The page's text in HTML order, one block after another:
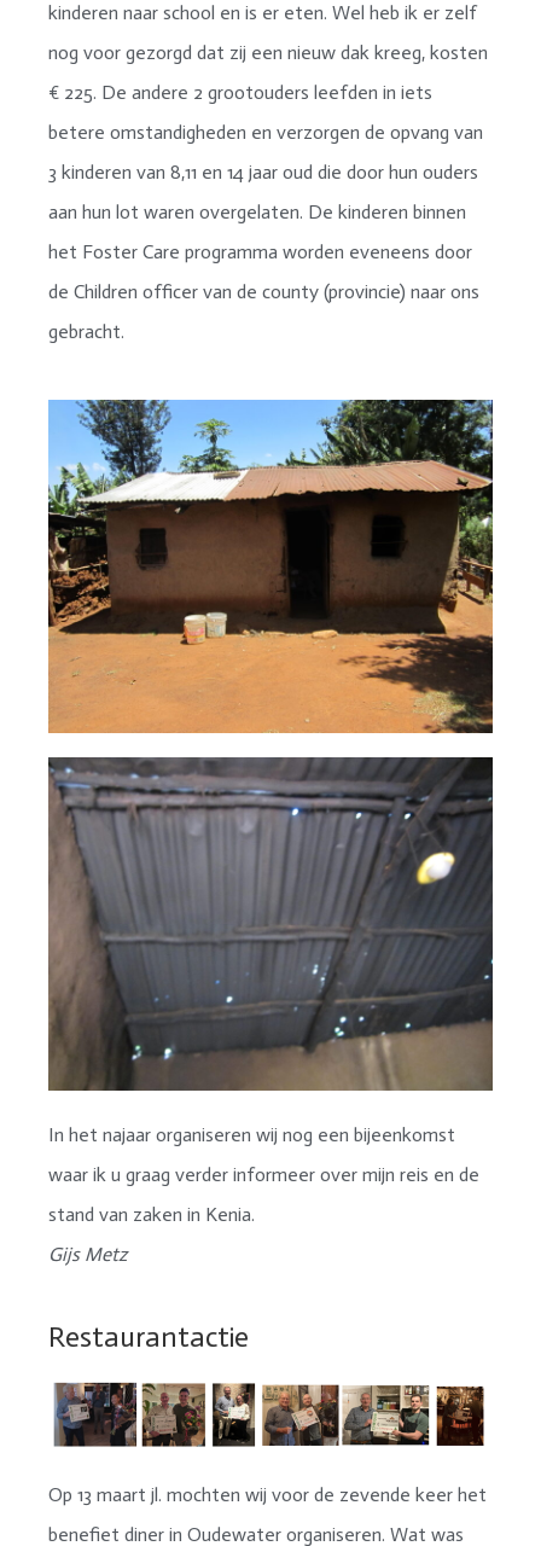
kinderen naar school en is er eten. Wel heb ik er zelf
nog voor gezorgd dat zij een nieuw dak kreeg, kosten
€ 225. De andere 2 grootouders leefden in iets
betere omstandigheden en verzorgen de opvang van
3 kinderen van 8,11 en 14 jaar oud die door hun ouders
aan hun lot waren overgelaten. De kinderen binnen
het Foster Care programma worden eveneens door
de Children officer van de county (provincie) naar ons
gebracht.
In het najaar organiseren wij nog een bijeenkomst
waar ik u graag verder informeer over mijn reis en de
stand van zaken in Kenia.
Gijs Metz
Restaurantactie
Op 13 maart jl. mochten wij voor de zevende keer het
benefiet diner in Oudewater organiseren. Wat was